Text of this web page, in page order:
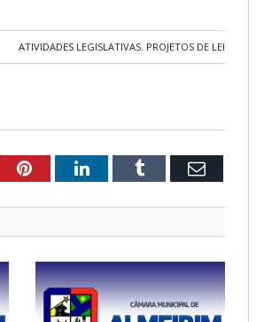
ATIVIDADES LEGISLATIVAS, PROJETOS DE LEI
PinterestLinkedInTumblr Email